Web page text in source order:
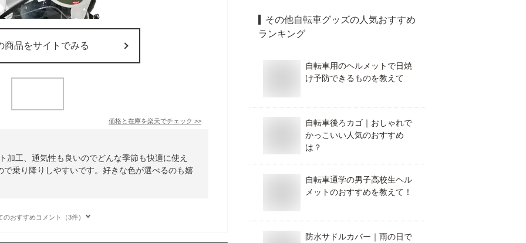
商品をサイトでみる
価格と在庫を楽天でチェック >>
加工、通気性も良いのでどんな季節も快適に使え
乗り降りしやすいです。好きな色が選べるのも嬉
のおすすめコメント（3件）
その他自転車グッズの人気おすすめ
ランキング
自転車用のヘルメットで日焼
け予防できるものを教えて
自転車後ろカゴ｜おしゃれで
かっこいい人気のおすすめ
は？
自転車通学の男子高校生ヘル
メットのおすすめを教えて！
防水サドルカバー｜雨の日で